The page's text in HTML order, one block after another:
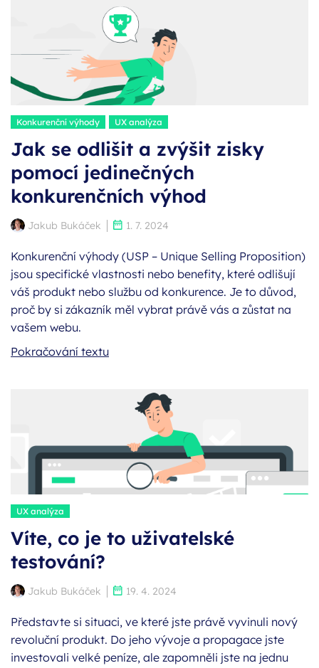
Jak se odlišit a zvýšit zisky
pomocí jedinečných
konkurenčních výhod
Autor:Jakub Bukáček
Štítky:
Konkurenční výhody UX analýza
Publikováno:
1. 7. 2024
Konkurenční výhody (USP – Unique Selling Proposition)
jsou specifické vlastnosti nebo benefity, které odlišují
váš produkt nebo službu od konkurence. Je to důvod,
proč by si zákazník měl vybrat právě vás a zůstat na
vašem webu.
Pokračování textuJak se odlišit a zvýšit zisky pomocí
Víte, co je to uživatelské
testování?
Autor:Jakub Bukáček
Štítky:
UX analýza
Publikováno:
19. 4. 2024
Představte si situaci, ve které jste právě vyvinuli nový
revoluční produkt. Do jeho vývoje a propagace jste
investovali velké peníze, ale zapomněli jste na jednu